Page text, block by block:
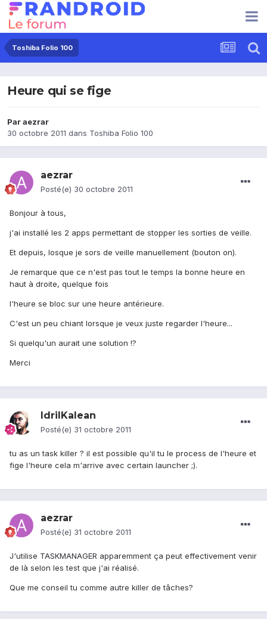
Toshiba Folio 100
Heure qui se fige
Paraezrar
30 octobre 2011 dans Toshiba Folio 100
aezrar
Posté(e) 30 octobre 2011
Bonjour à tous,
j'ai installé les 2 apps permettant de stopper les sorties de veille.
Et depuis, losque je sors de veille manuellement (bouton on).
Je remarque que ce n'est pas tout le temps la bonne heure en
haut à droite, quelque fois
l'heure se bloc sur une heure antérieure.
C'est un peu chiant lorsque je veux juste regarder l'heure...
Si quelqu'un aurait une solution !?
Merci
IdrilKalean
Posté(e) 31 octobre 2011
tu as un task killer ? il est possible qu'il tu le process de l'heure et
fige l'heure cela m'arrive avec certain launcher ;).
aezrar
Posté(e) 31 octobre 2011
J'utilise TASKMANAGER apparemment ça peut effectivement venir
de là selon les test que j'ai réalisé.
Que me conseil tu comme autre killer de tâches?